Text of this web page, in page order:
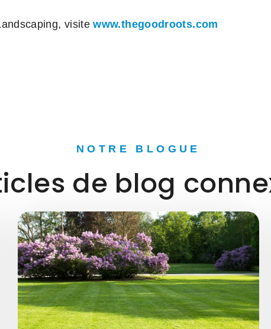
visitewww.thegoodroots.com
NOTRE BLOGUE
de blog